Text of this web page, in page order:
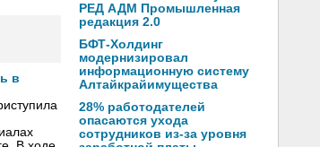
в
РЕД АДМ Промышленная
редакция 2.0
БФТ-Холдинг
модернизировал
информационную систему
Алтайкрайимущества
28% работодателей
опасаются ухода
сотрудников из-за уровня